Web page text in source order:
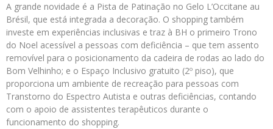
A grande novidade é a Pista de Patinação no Gelo L’Occitane au
Brésil, que está integrada a decoração. O shopping também
investe em experiências inclusivas e traz à BH o primeiro Trono
do Noel acessível a pessoas com deficiência – que tem assento
removível para o posicionamento da cadeira de rodas ao lado do
Bom Velhinho; e o Espaço Inclusivo gratuito (2º piso), que
proporciona um ambiente de recreação para pessoas com
Transtorno do Espectro Autista e outras deficiências, contando
com o apoio de assistentes terapêuticos durante o
funcionamento do shopping.